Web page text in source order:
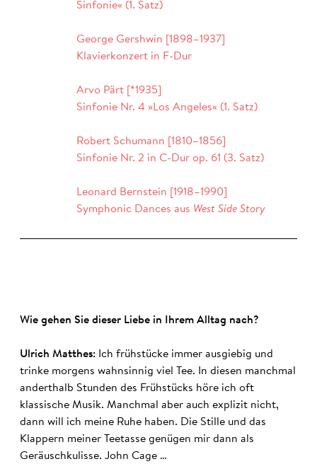
Sinfonie« (1. Satz)
George Gershwin [1898–1937]
Klavierkonzert in F-Dur
Arvo Pärt [*1935]
Sinfonie Nr. 4 »Los Angeles« (1. Satz)
Robert Schumann [1810–1856]
Sinfonie Nr. 2 in C-Dur op. 61 (3. Satz)
Leonard Bernstein [1918–1990]
Symphonic Dances aus West Side Story
Wie gehen Sie dieser Liebe in Ihrem Alltag nach?
Ulrich Matthes: Ich frühstücke immer ausgiebig und
trinke morgens wahnsinnig viel Tee. In diesen manchmal
anderthalb Stunden des Frühstücks höre ich oft
klassische Musik. Manchmal aber auch explizit nicht,
dann will ich meine Ruhe haben. Die Stille und das
Klappern meiner Teetasse genügen mir dann als
Geräuschkulisse. John Cage …